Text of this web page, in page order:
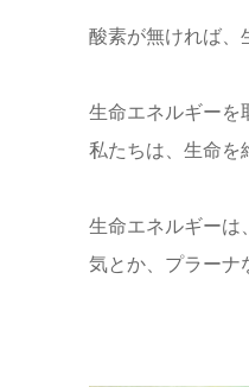
酸素が無ければ、
生命エネルギーを
私たちは、生命を
生命エネルギーは
気とか、プラーナ